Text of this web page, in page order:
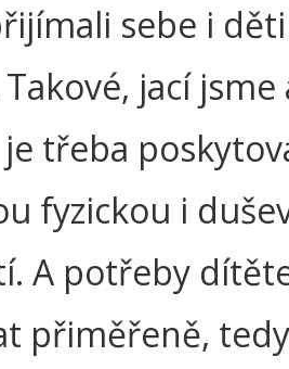
sebe i
jací jsme
třeba
fyzickou i
A potřeby
přiměřeně,